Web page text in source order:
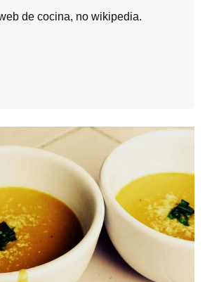
de cocina, no wikipedia.